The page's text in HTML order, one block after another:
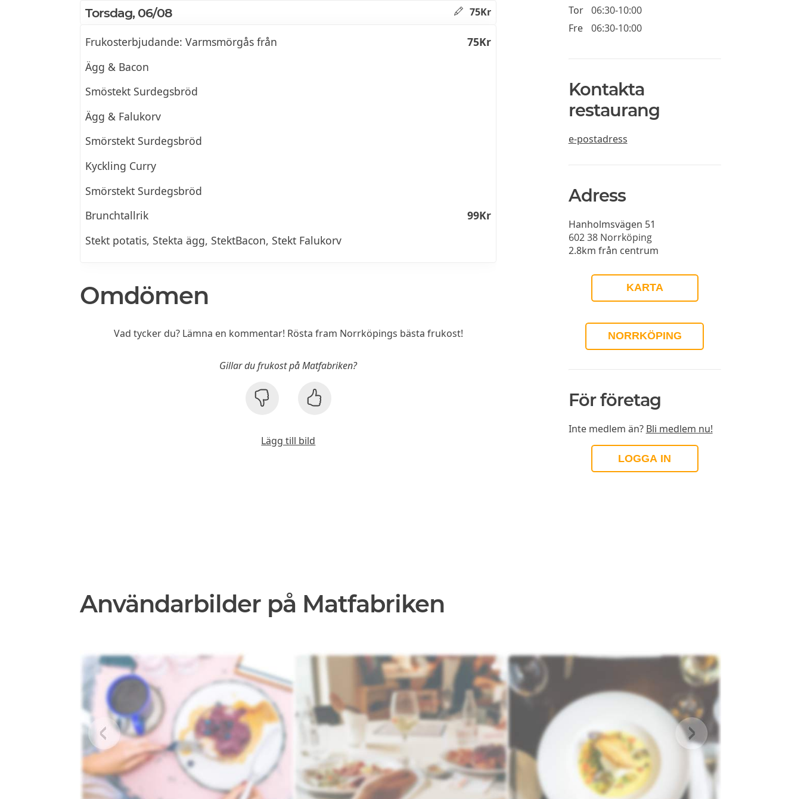
Torsdag, 06/08 75Kr
Frukosterbjudande: Varmsmörgås från
75Kr
Ägg & Bacon
Smöstekt Surdegsbröd
Ägg & Falukorv
Smörstekt Surdegsbröd
Kyckling Curry
Smörstekt Surdegsbröd
Brunchtallrik
99Kr
Stekt potatis, Stekta ägg, StektBacon, Stekt Falukorv
Omdömen
Vad tycker du? Lämna en kommentar! Rösta fram Norrköpings bästa frukost!
Gillar du frukost på Matfabriken?
Lägg till bild
Tor
06:30-10:00
Fre
06:30-10:00
Kontakta
restaurang
e-postadress
Adress
Hanholmsvägen 51
602 38 Norrköping
2.8km från centrum
KARTA
NORRKÖPING
För företag
Inte medlem än? Bli medlem nu!
LOGGA IN
Användarbilder på Matfabriken